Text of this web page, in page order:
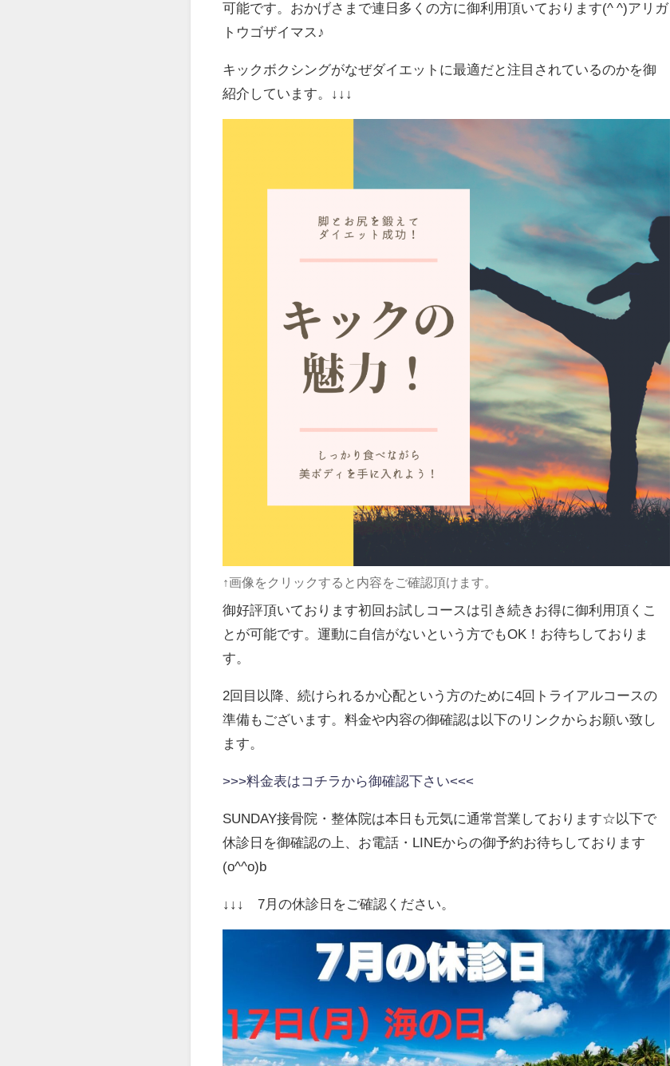
可能です。おかげさまで連日多くの方に御利用頂いております(^ ^)アリガ
トウゴザイマス♪
キックボクシングがなぜダイエットに最適だと注目されているのかを御
紹介しています。↓↓↓
↑画像をクリックすると内容をご確認頂けます。
御好評頂いております初回お試しコースは引き続きお得に御利用頂くこ
とが可能です。運動に自信がないという方でもOK！お待ちしておりま
す。
2回目以降、続けられるか心配という方のために4回トライアルコースの
準備もございます。料金や内容の御確認は以下のリンクからお願い致し
ます。
>>>料金表はコチラから御確認下さい<<<
SUNDAY接骨院・整体院は本日も元気に通常営業しております☆以下で
休診日を御確認の上、お電話・LINEからの御予約お待ちしております
(o^^o)b
↓↓↓ 7月の休診日をご確認ください。